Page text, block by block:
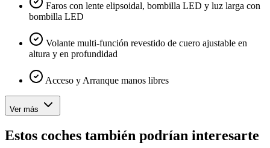
Faros con lente elipsoidal, bombilla LED y luz larga con
bombilla LED
Volante multi-función revestido de cuero ajustable en
altura y en profundidad
Acceso y Arranque manos libres
Ver más
Estos coches también podrían interesarte